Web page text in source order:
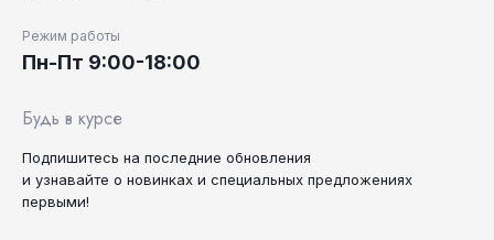
Режим работы
Пн-Пт 9:00-18:00
Будь в курсе
Подпишитесь на последние обновления
и узнавайте о новинках и специальных предложениях
первыми!